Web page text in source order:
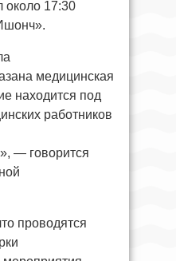
около 17:30
медицинская
находится под
работников
— говорится
проводятся